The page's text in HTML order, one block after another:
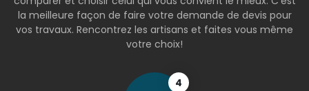
la meilleure façon de faire votre demande de devis pour
vos travaux. Rencontrez les artisans et faites vous même
votre choix!
4